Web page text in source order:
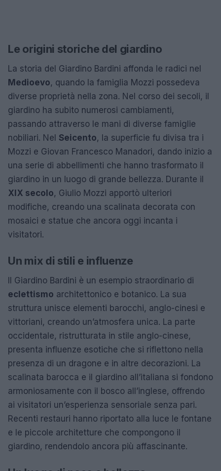
Le origini storiche del giardino
La storia del Giardino Bardini affonda le radici nel
Medioevo, quando la famiglia Mozzi possedeva
diverse proprietà nella zona. Nel corso dei secoli, il
giardino ha subito numerosi cambiamenti,
passando attraverso le mani di diverse famiglie
nobiliari. Nel Seicento, la superficie fu divisa tra i
Mozzi e Giovan Francesco Manadori, dando inizio a
una serie di abbellimenti che hanno trasformato il
giardino in un luogo di grande bellezza. Durante il
XIX secolo, Giulio Mozzi apportò ulteriori
modifiche, creando una scalinata decorata con
mosaici e statue che ancora oggi incanta i
visitatori.
Un mix di stili e influenze
Il Giardino Bardini è un esempio straordinario di
eclettismo architettonico e botanico. La sua
struttura unisce elementi barocchi, anglo-cinesi e
vittoriani, creando un’atmosfera unica. La parte
occidentale, ristrutturata in stile anglo-cinese,
presenta influenze esotiche che si riflettono nella
presenza di un dragone e in altre decorazioni. La
scalinata barocca e il giardino all’italiana si fondono
armoniosamente con il bosco all’inglese, offrendo
ai visitatori un’esperienza sensoriale senza pari.
Recenti restauri hanno riportato alla luce le fontane
e le piccole architetture che compongono il
giardino, rendendolo ancora più affascinante.